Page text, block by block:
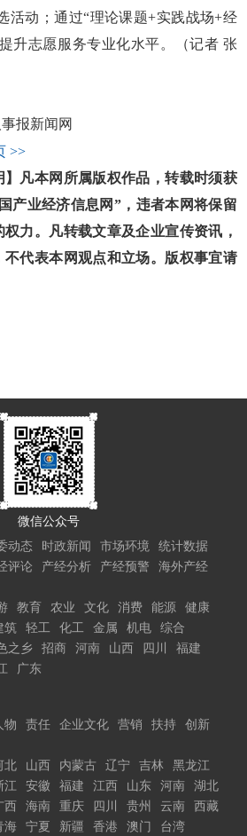
活动；通过“理论课题+实践战场+经
升志愿服务专业化水平。（记者 张
报新闻网
>>
凡本网所属版权作品，转载时须获
产业经济信息网”，违者本网将保留
力。凡转载文章及企业宣传资讯，
代表本网观点和立场。版权事宜请
微信公众号
动态 时政新闻 市场环境
统计数据
评论 产经分析 产经预警
海外产经
教育 农业 文化 消费 能源
健康
筑 轻工 化工 金属 机电
综合
之乡 招商 河南 山西 四川
福建
广东
物 责任 企业文化 营销 扶持
创新
北 山西 内蒙古 辽宁 吉林
黑龙江
江 安徽 福建 江西 山东 河南
湖北
西 海南 重庆 四川 贵州 云南
西藏
海 宁夏 新疆 香港 澳门 台湾